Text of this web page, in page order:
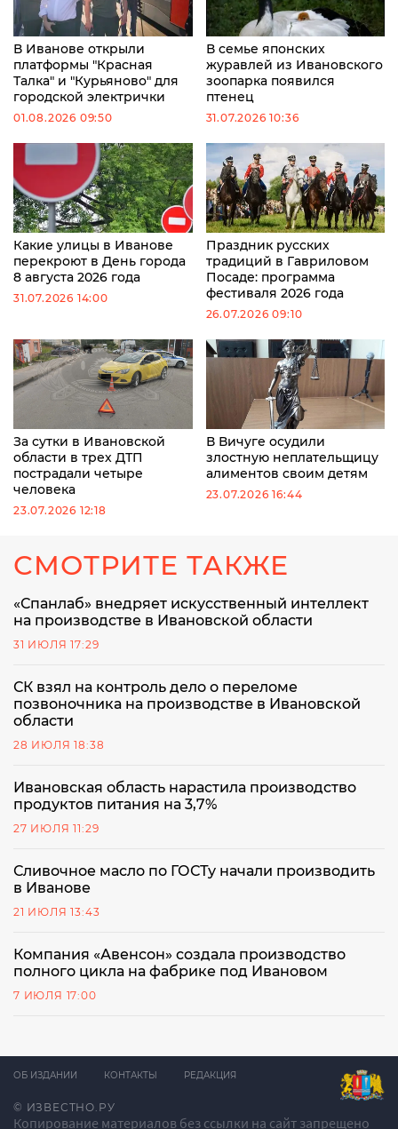
В Иванове открыли
платформы "Красная
Талка" и "Курьяново" для
городской электрички
01.08.2026 09:50
В семье японских
журавлей из Ивановского
зоопарка появился
птенец
31.07.2026 10:36
Какие улицы в Иванове
перекроют в День города
8 августа 2026 года
31.07.2026 14:00
Праздник русских
традиций в Гавриловом
Посаде: программа
фестиваля 2026 года
26.07.2026 09:10
За сутки в Ивановской
области в трех ДТП
пострадали четыре
человека
23.07.2026 12:18
В Вичуге осудили
злостную неплательщицу
алиментов своим детям
23.07.2026 16:44
СМОТРИТЕ ТАКЖЕ
«Спанлаб» внедряет искусственный интеллект
на производстве в Ивановской области
31 ИЮЛЯ 17:29
СК взял на контроль дело о переломе
позвоночника на производстве в Ивановской
области
28 ИЮЛЯ 18:38
Ивановская область нарастила производство
продуктов питания на 3,7%
27 ИЮЛЯ 11:29
Сливочное масло по ГОСТу начали производить
в Иванове
21 ИЮЛЯ 13:43
Компания «Авенсон» создала производство
полного цикла на фабрике под Ивановом
7 ИЮЛЯ 17:00
© ИЗВЕСТНО.РУ
Копирование материалов без ссылки на сайт запрещено
ОБ ИЗДАНИИ КОНТАКТЫ РЕДАКЦИЯ